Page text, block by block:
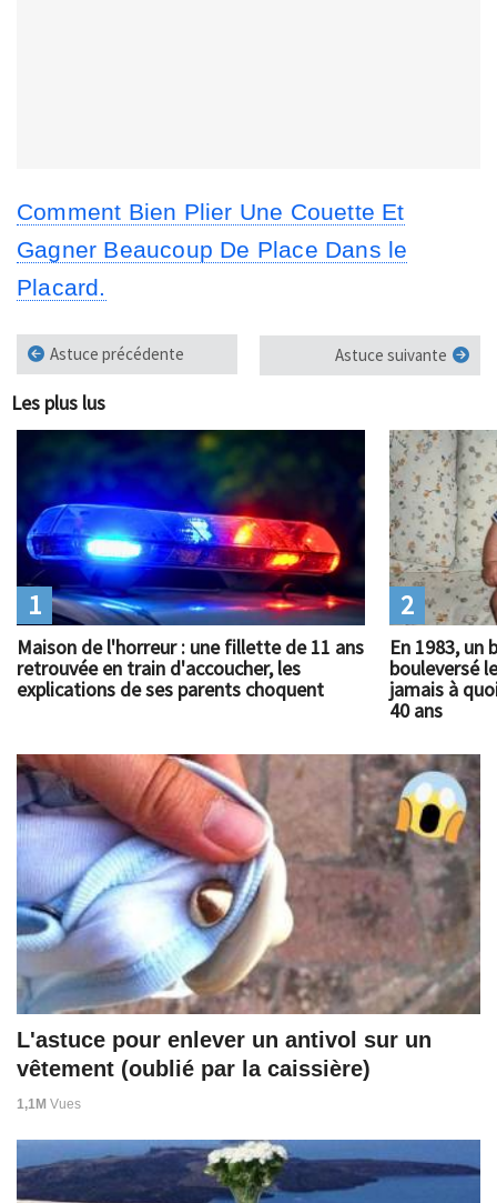
Comment Bien Plier Une Couette Et
Gagner Beaucoup De Place Dans le
Placard.
Astuce précédente Astuce suivante
Les plus lus
Maison de l'horreur : une fillette de 11 ans
retrouvée en train d'accoucher, les
explications de ses parents choquent
1
En 1983, un
bouleversé
jamais à
40 ans
2
L'astuce pour enlever un antivol sur un
vêtement (oublié par la caissière)
1,1M Vues